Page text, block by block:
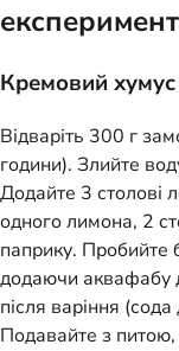
Кремовий хумус
Відваріть 300 г
години). Злийте
Додайте 3 столові
одного лимона, 2
паприку. Пробийте
додаючи аквафабу
після варіння
Подавайте з